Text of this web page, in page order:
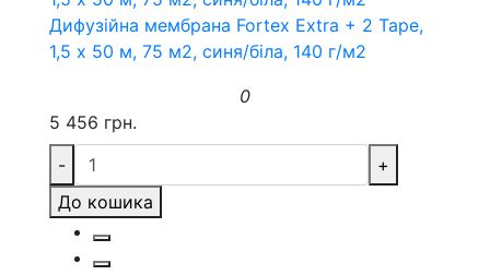
Дифузійна мембрана Fortex Extra + 2 Tape,
1,5 х 50 м, 75 м2, синя/біла, 140 г/м2
0
5 456 грн.
-
+
До кошика